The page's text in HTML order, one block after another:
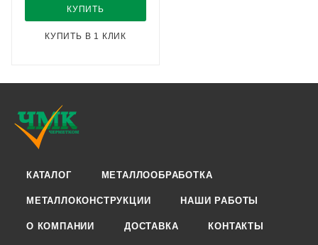
КУПИТЬ
КУПИТЬ В 1 КЛИК
КАТАЛОГ МЕТАЛЛООБРАБОТКА
МЕТАЛЛОКОНСТРУКЦИИ НАШИ РАБОТЫ
О КОМПАНИИ ДОСТАВКА КОНТАКТЫ